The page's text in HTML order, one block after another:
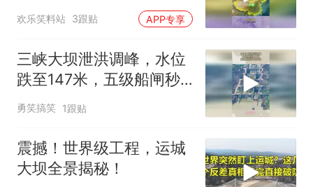
空调24小时开着反而更省电？
电力部门回应
佛山一中学招聘物理教师，笔
试前13名均遭淘汰？教育局：
已叫停招聘，成立调查组全面
热 十多万人报名的考试，成绩
全部作废，公平么？
基建工程要来了
欢乐笑料站 3跟贴 APP专享
三峡大坝泄洪调峰，水位
跌至147米，五级船闸秒
变四级
勇笑搞笑 1跟贴
震撼！世界级工程，运城
大坝全景揭秘！